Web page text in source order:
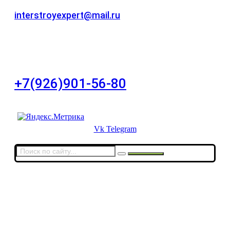
interstroyexpert@mail.ru
+7(926)901-56-80
Vk Telegram